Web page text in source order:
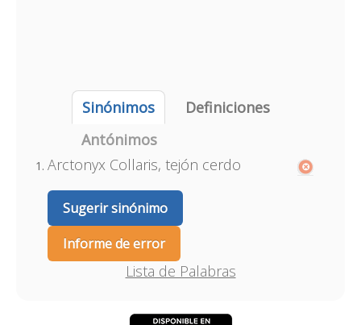
Sinónimos
Definiciones
Antónimos
Arctonyx Collaris, tejón cerdo
Sugerir sinónimo
Informe de error
Lista de Palabras